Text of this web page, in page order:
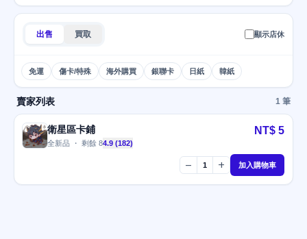
出售 買取 顯示店休
免運 傷卡/特殊 海外購買 銀聯卡 日紙 韓紙
賣家列表 1 筆
衛星區卡鋪
全新品 ・ 剩餘 84.9 (182)
NT$ 5
remove 1 add 加入購物車